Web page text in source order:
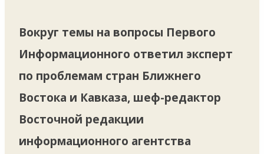
Вокруг темы на вопросы Первого
Информационного ответил эксперт
по проблемам стран Ближнего
Востока и Кавказа, шеф-редактор
Восточной редакции
информационного агентства